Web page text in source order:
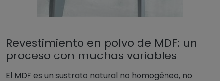
Revestimiento en polvo de MDF: un
proceso con muchas variables
El MDF es un sustrato natural no homogéneo, no